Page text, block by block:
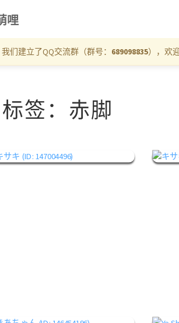
哩
我们建立了QQ交流群（群号： 689098835），欢
标签：赤脚